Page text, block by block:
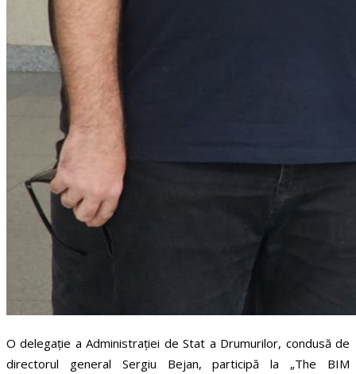
O delegație a Administrației de Stat a Drumurilor, condusă de
directorul general Sergiu Bejan, participă la „The BIM